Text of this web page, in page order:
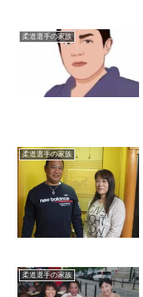
柔道選手の家族
柔道選手の家族
柔道選手の家族